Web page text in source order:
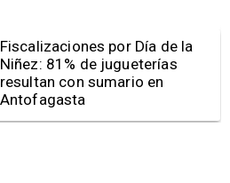
Tribunal frena opción de pena
mixta para Karen Rojo por ahora